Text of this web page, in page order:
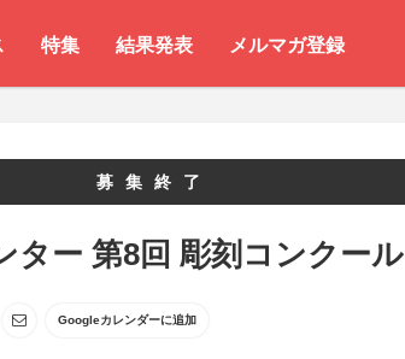
特集 結果発表 メルマガ登録
募集終了
ター 第8回 彫刻コンクール
Googleカレンダーに追加